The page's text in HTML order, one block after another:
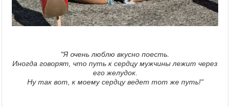
"Я очень люблю вкусно поесть.
Иногда говорят, что путь к сердцу мужчины лежит через
его желудок.
Ну так вот, к моему сердцу ведет тот же путь!"